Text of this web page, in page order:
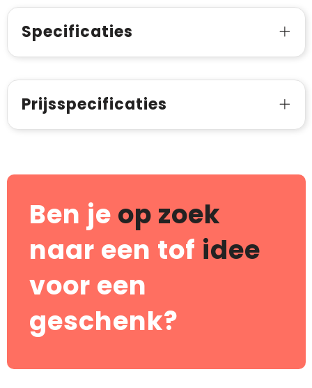
Specificaties
Prijsspecificaties
Ben je op zoek
naar een tof idee
voor een
geschenk?